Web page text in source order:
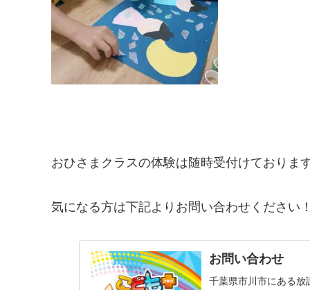
おひさまクラスの体験は随時受付けておりま
気になる方は下記よりお問い合わせください
お問い合わせ
千葉県市川市にある放